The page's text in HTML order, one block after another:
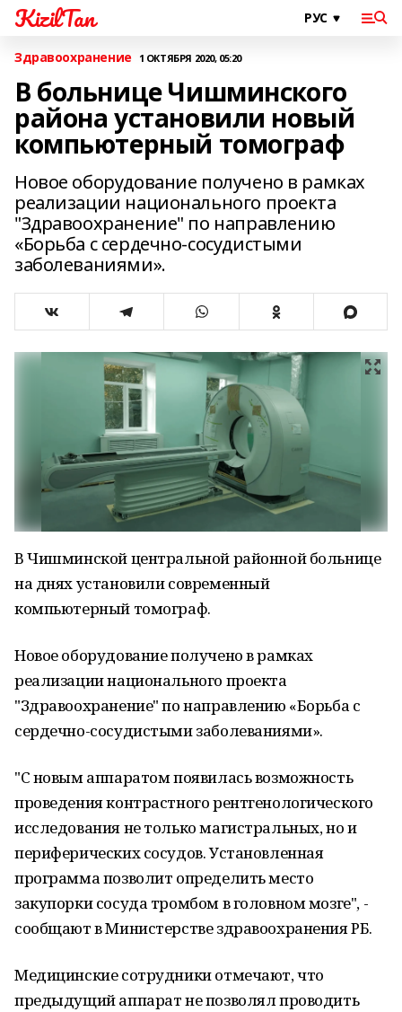
KizilTan
Здравоохранение 1 ОКТЯБРЯ 2020, 05:20
В больнице Чишминского
района установили новый
компьютерный томограф
Новое оборудование получено в рамках
реализации национального проекта
"Здравоохранение" по направлению
«Борьба с сердечно-сосудистыми
заболеваниями».
В Чишминской центральной районной больнице
на днях установили современный
компьютерный томограф.
Новое оборудование получено в рамках
реализации национального проекта
"Здравоохранение" по направлению «Борьба с
сердечно-сосудистыми заболеваниями».
"С новым аппаратом появилась возможность
проведения контрастного рентгенологического
исследования не только магистральных, но и
периферических сосудов. Установленная
программа позволит определить место
закупорки сосуда тромбом в головном мозге", -
сообщают в Министерстве здравоохранения РБ.
Медицинские сотрудники отмечают, что
предыдущий аппарат не позволял проводить